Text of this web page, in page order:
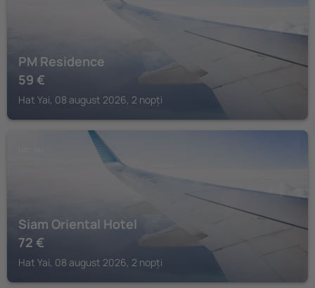
PM Residence
59 €
Hat Yai, 08 august 2026, 2 nopți
Siam Oriental Hotel
72 €
Hat Yai, 08 august 2026, 2 nopți